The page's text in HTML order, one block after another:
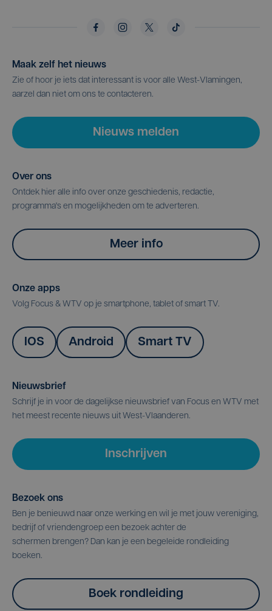
Maak zelf het nieuws
Zie of hoor je iets dat interessant is voor alle West-Vlamingen,
aarzel dan niet om ons te contacteren.
Nieuws melden
Over ons
Ontdek hier alle info over onze geschiedenis, redactie,
programma's en mogelijkheden om te adverteren.
Meer info
Onze apps
Volg Focus & WTV op je smartphone, tablet of smart TV.
IOS Android Smart TV
Nieuwsbrief
Schrijf je in voor de dagelijkse nieuwsbrief van Focus en WTV met
het meest recente nieuws uit West-Vlaanderen.
Inschrijven
Bezoek ons
Ben je benieuwd naar onze werking en wil je met jouw vereniging,
bedrijf of vriendengroep een bezoek achter de
schermen brengen? Dan kan je een begeleide rondleiding
boeken.
Boek rondleiding